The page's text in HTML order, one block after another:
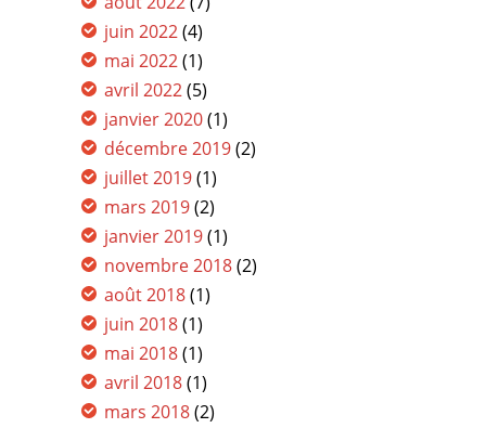
juin 2022(4)
mai 2022(1)
avril 2022(5)
janvier 2020(1)
décembre 2019(2)
juillet 2019(1)
mars 2019(2)
janvier 2019(1)
novembre 2018(2)
août 2018(1)
juin 2018(1)
mai 2018(1)
avril 2018(1)
mars 2018(2)